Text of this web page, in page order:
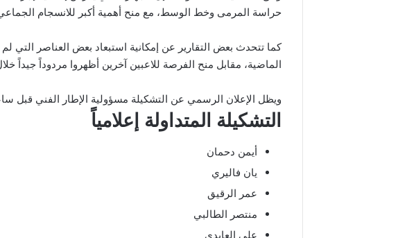
حراسة المرمى وخط الوسط، مع منح أهمية أكبر للانسجام الجماعي
كما تتحدث بعض التقارير عن إمكانية استبعاد بعض العناصر التي لم
الماضية، مقابل منح الفرصة للاعبين آخرين أظهروا مردوداً جيداً
ويظل الإعلان الرسمي عن التشكيلة مسؤولية الإطار الفني قبل
التشكيلة المتداولة إعلامياً
أيمن دحمان
يان فاليري
عمر الرقيق
منتصر الطالبي
علي العابدي